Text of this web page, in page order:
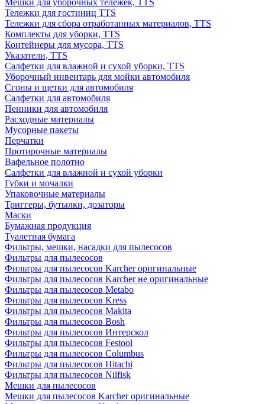
Мешки для уборочных тележек, TTS
Тележки для гостиниц TTS
Тележки для сбора отработанных материалов, TTS
Комплекты для уборки, TTS
Контейнеры для мусора, TTS
Указатели, TTS
Салфетки для влажной и сухой уборки, TTS
Уборочный инвентарь для мойки автомобиля
Сгоны и щетки для автомобиля
Салфетки для автомобиля
Пенники для автомобиля
Расходные материалы
Мусорные пакеты
Перчатки
Протирочные материалы
Вафельное полотно
Салфетки для влажной и сухой уборки
Губки и мочалки
Упаковочные материалы
Триггеры, бутылки, дозаторы
Маски
Бумажная продукция
Туалетная бумага
Фильтры, мешки, насадки для пылесосов
Фильтры для пылесосов
Фильтры для пылесосов Karcher оригинальные
Фильтры для пылесосов Karcher не оригинальные
Фильтры для пылесосов Metabo
Фильтры для пылесосов Kress
Фильтры для пылесосов Makita
Фильтры для пылесосов Bosh
Фильтры для пылесосов Интерскол
Фильтры для пылесосов Festool
Фильтры для пылесосов Columbus
Фильтры для пылесосов Hitachi
Фильтры для пылесосов Nilfisk
Мешки для пылесосов
Мешки для пылесосов Karcher оригинальные